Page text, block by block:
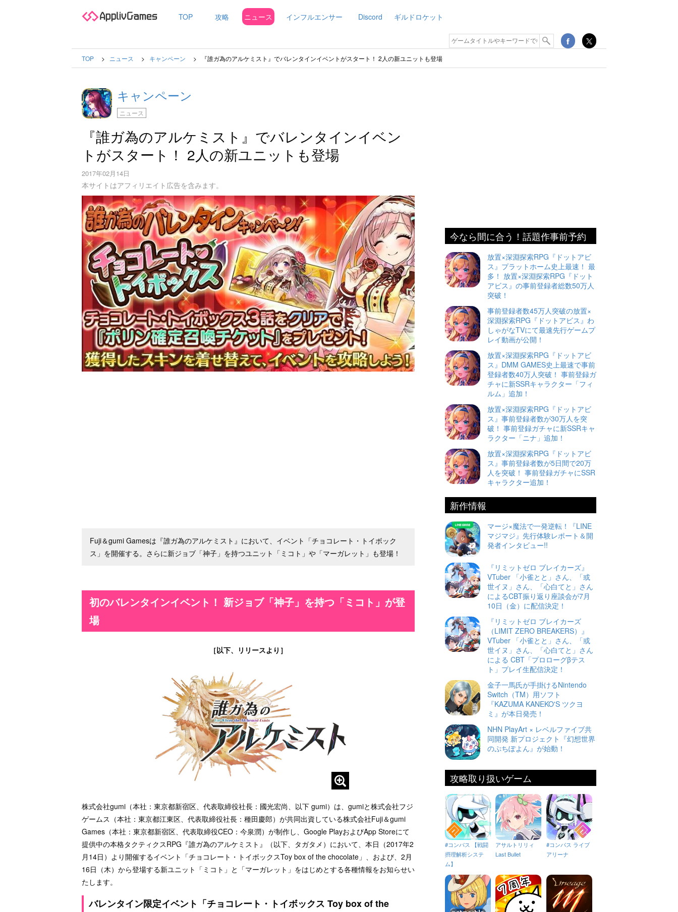
TOP 攻略 ニュース インフルエンサー Discord ギルドロケット
TOP ニュース キャンペーン 『誰ガ為のアルケミスト』でバレンタインイベントがスタート！ 2人の新ユニットも登場
キャンペーン
ニュース
『誰ガ為のアルケミスト』でバレンタインイベン
トがスタート！ 2人の新ユニットも登場
2017年02月14日
本サイトはアフィリエイト広告を含みます。
Fuji＆gumi Gamesは『誰ガ為のアルケミスト』において、イベント「チョコレート・トイボック
ス」を開催する。さらに新ジョブ「神子」を持つユニット「ミコト」や「マーガレット」も登場！
初のバレンタインイベント！ 新ジョブ「神子」を持つ「ミコト」が登
場
［以下、リリースより］
株式会社gumi（本社：東京都新宿区、代表取締役社長：國光宏尚、以下 gumi）は、gumiと株式会社フジ
ゲームス（本社：東京都江東区、代表取締役社長：種田慶郎）が共同出資している株式会社Fuji＆gumi
Games（本社：東京都新宿区、代表取締役CEO：今泉潤）が制作し、Google PlayおよびApp Storeにて
提供中の本格タクティクスRPG『誰ガ為のアルケミスト』（以下、タガタメ）において、本日（2017年2
月14日）より開催するイベント「チョコレート・トイボックスToy box of the chocolate」、および、2月
16日（木）から登場する新ユニット「ミコト」と「マーガレット」をはじめとする各種情報をお知らせい
たします。
バレンタイン限定イベント「チョコレート・トイボックス Toy box of the
今なら間に合う！話題作事前予約
放置×深淵探索RPG『ドットアビ
ス』プラットホーム史上最速！ 最
多！ 放置×深淵探索RPG『ドット
アビス』の事前登録者総数50万人
突破！
事前登録者数45万人突破の放置×
深淵探索RPG『ドットアビス』わ
しゃがなTVにて最速先行ゲームプ
レイ動画が公開！
放置×深淵探索RPG『ドットアビ
ス』DMM GAMES史上最速で事前
登録者数40万人突破！ 事前登録ガ
チャに新SSRキャラクター「フィ
ルム」追加！
放置×深淵探索RPG『ドットアビ
ス』事前登録者数が30万人を突
破！ 事前登録ガチャに新SSRキャ
ラクター「ニナ」追加！
放置×深淵探索RPG『ドットアビ
ス』事前登録者数が5日間で20万
人を突破！ 事前登録ガチャにSSR
キャラクター追加！
新作情報
マージ×魔法で一発逆転！『LINE
マジマジ』先行体験レポート＆開
発者インタビュー!!
『リミットゼロ ブレイカーズ』
VTuber 「小雀とと」さん、「或
世イヌ」さん、「心白てと」さん
によるCBT振り返り座談会が7月
10日（金）に配信決定！
『リミットゼロ ブレイカーズ
（LIMIT ZERO BREAKERS）』
VTuber 「小雀とと」さん、「或
世イヌ」さん、「心白てと」さん
による CBT「プロローグβテス
ト」プレイ生配信決定！
金子一馬氏が手掛けるNintendo
Switch（TM）用ソフト
『KAZUMA KANEKO'S ツクヨ
ミ』が本日発売！
NHN PlayArt × レベルファイブ共
同開発 新プロジェクト『幻想世界
のぷちぽよん』が始動！
攻略取り扱いゲーム
#コンパス 【戦闘
摂理解析システ
ム】
アサルトリリィ
Last Bullet
#コンパス ライブ
アリーナ